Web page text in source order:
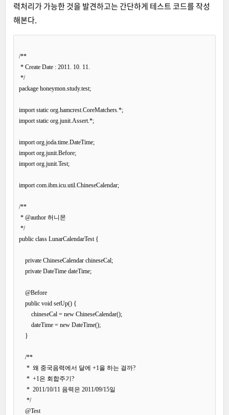
력처리가 가능한 것을 발견하고는 간단하게 테스트 코드를 작성
해본다.
/**
* Create Date : 2011. 10. 11.
*/
package honeymon.study.test;
import static org.hamcrest.CoreMatchers.*;
import static org.junit.Assert.*;
import org.joda.time.DateTime;
import org.junit.Before;
import org.junit.Test;
import com.ibm.icu.util.ChineseCalendar;
/**
* @author 허니몬
*/
public class LunarCalendarTest {
    private ChineseCalendar chineseCal;
    private DateTime dateTime;
    @Before
    public void setUp() {
        chineseCal = new ChineseCalendar();
        dateTime = new DateTime();
    }
    /**
     *  왜 중국음력에서 달에 +1을 하는 걸까?
     *  +1은 회합주기?
     *  2011/10/11 음력은 2011/09/15일
     */
    @Test